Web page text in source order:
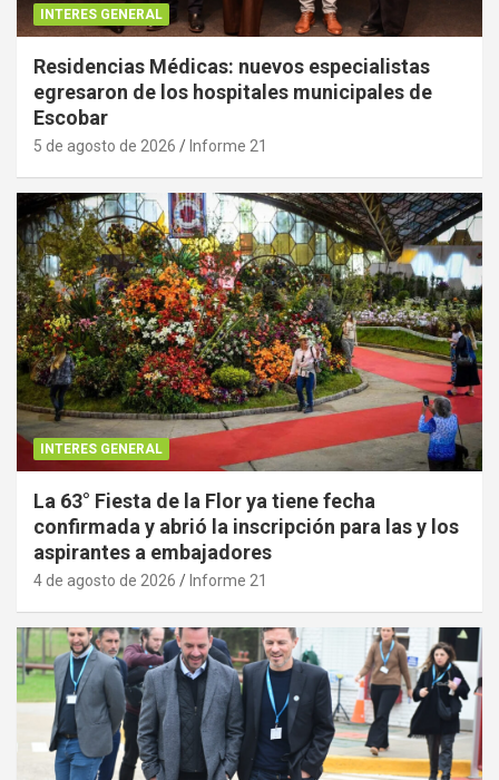
INTERES GENERAL
Residencias Médicas: nuevos especialistas
egresaron de los hospitales municipales de
Escobar
5 de agosto de 2026 Informe 21
INTERES GENERAL
La 63° Fiesta de la Flor ya tiene fecha
confirmada y abrió la inscripción para las y los
aspirantes a embajadores
4 de agosto de 2026 Informe 21